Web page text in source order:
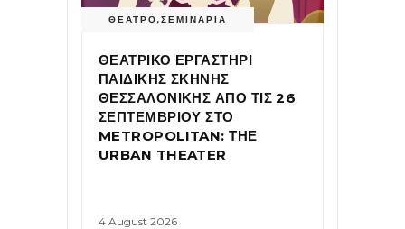
ΘΕΑΤΡΟ,ΣΕΜΙΝΑΡΙΑ
ΘΕΑΤΡΙΚΟ ΕΡΓΑΣΤΗΡΙ
ΠΑΙΔΙΚΗΣ ΣΚΗΝΗΣ
ΘΕΣΣΑΛΟΝΙΚΗΣ ΑΠΟ ΤΙΣ 26
ΣΕΠΤΕΜΒΡΙΟΥ ΣΤΟ
METROPOLITAN: ΤΗΕ
URBAN THEATER
4 August 2026